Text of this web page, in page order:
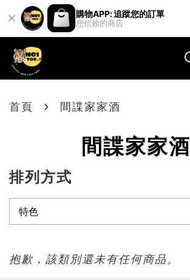
購物APP: 追蹤您的訂單
您信賴的商店
首頁 › 間諜家家酒
間諜家家酒
排列方式
抱歉，該類別還未有任何商品。